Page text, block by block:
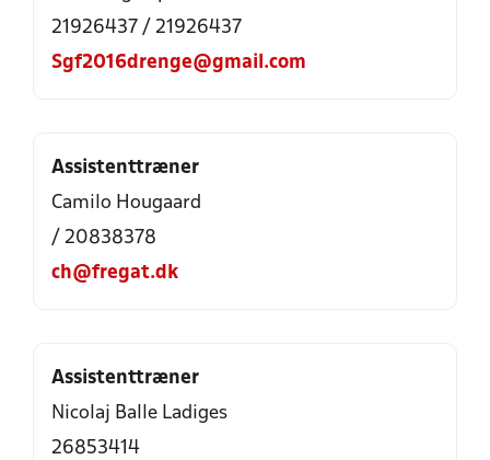
21926437 / 21926437
Sgf2016drenge@gmail.com
Assistenttræner
Camilo Hougaard
/ 20838378
ch@fregat.dk
Assistenttræner
Nicolaj Balle Ladiges
26853414